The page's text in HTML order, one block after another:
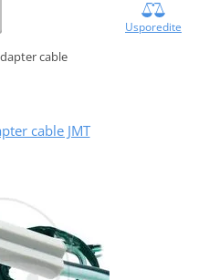
Usporedite
cable
cable JMT